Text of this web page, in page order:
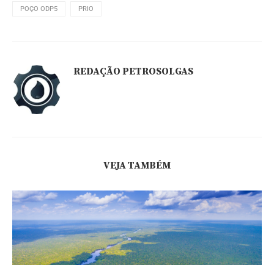
POÇO ODP5 PRIO
REDAÇÃO PETROSOLGAS
VEJA TAMBÉM